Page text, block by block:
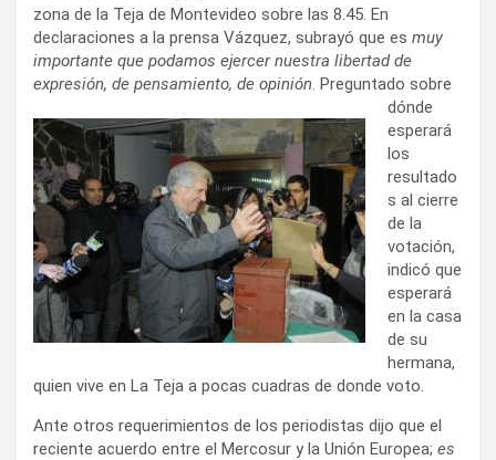
zona de la Teja de Montevideo sobre las 8.45. En
declaraciones a la prensa Vázquez, subrayó que es muy
importante que podamos ejercer nuestra libertad de
expresión, de pensamiento, de opinión. Preguntado sobre
dónde
esperará
los
resultado
s al cierre
de la
votación,
indicó que
esperará
en la casa
de su
hermana,
quien vive en La Teja a pocas cuadras de donde voto.
Ante otros requerimientos de los periodistas dijo que el
reciente acuerdo entre el Mercosur y la Unión Europea; es